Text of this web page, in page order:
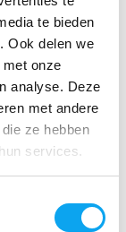
te bieden
Ook delen we
onze
analyse. Deze
met andere
ze hebben
services.
specificaties